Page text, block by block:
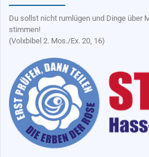
Du sollst nicht rumlügen und Dinge über
stimmen!
(Volxbibel 2. Mos./Ex. 20, 16)